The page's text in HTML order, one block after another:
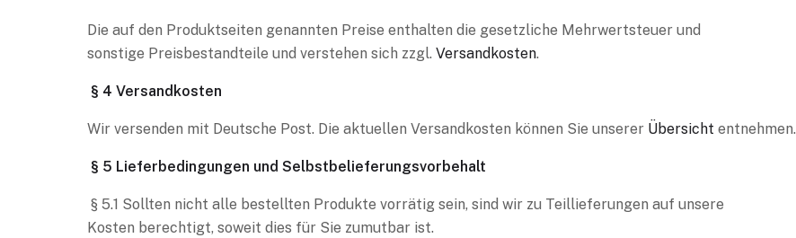
Die auf den Produktseiten genannten Preise enthalten die gesetzliche Mehrwertsteuer und
sonstige Preisbestandteile und verstehen sich zzgl. Versandkosten.
§ 4 Versandkosten
Wir versenden mit Deutsche Post. Die aktuellen Versandkosten können Sie unserer Übersicht entnehmen.
§ 5 Lieferbedingungen und Selbstbelieferungsvorbehalt
§ 5.1 Sollten nicht alle bestellten Produkte vorrätig sein, sind wir zu Teillieferungen auf unsere
Kosten berechtigt, soweit dies für Sie zumutbar ist.